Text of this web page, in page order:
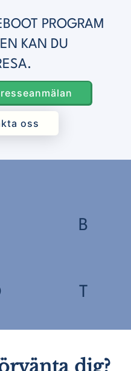
PROGRAM
KAN DU
oss
B
T